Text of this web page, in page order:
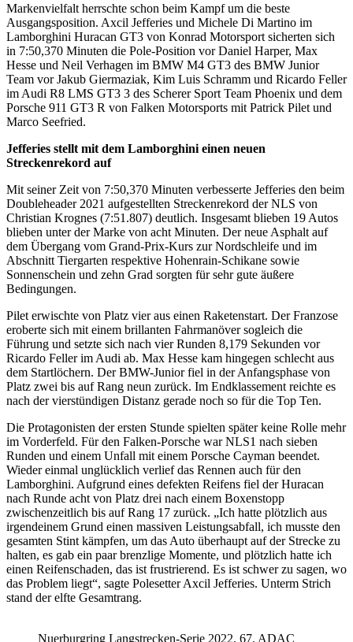
Markenvielfalt herrschte schon beim Kampf um die beste
Ausgangsposition. Axcil Jefferies und Michele Di Martino im
Lamborghini Huracan GT3 von Konrad Motorsport sicherten sich
in 7:50,370 Minuten die Pole-Position vor Daniel Harper, Max
Hesse und Neil Verhagen im BMW M4 GT3 des BMW Junior
Team vor Jakub Giermaziak, Kim Luis Schramm und Ricardo Feller
im Audi R8 LMS GT3 3 des Scherer Sport Team Phoenix und dem
Porsche 911 GT3 R von Falken Motorsports mit Patrick Pilet und
Marco Seefried.
Jefferies stellt mit dem Lamborghini einen neuen
Streckenrekord auf
Mit seiner Zeit von 7:50,370 Minuten verbesserte Jefferies den beim
Doubleheader 2021 aufgestellten Streckenrekord der NLS von
Christian Krognes (7:51.807) deutlich. Insgesamt blieben 19 Autos
blieben unter der Marke von acht Minuten. Der neue Asphalt auf
dem Übergang vom Grand-Prix-Kurs zur Nordschleife und im
Abschnitt Tiergarten respektive Hohenrain-Schikane sowie
Sonnenschein und zehn Grad sorgten für sehr gute äußere
Bedingungen.
Pilet erwischte von Platz vier aus einen Raketenstart. Der Franzose
eroberte sich mit einem brillanten Fahrmanöver sogleich die
Führung und setzte sich nach vier Runden 8,179 Sekunden vor
Ricardo Feller im Audi ab. Max Hesse kam hingegen schlecht aus
dem Startlöchern. Der BMW-Junior fiel in der Anfangsphase von
Platz zwei bis auf Rang neun zurück. Im Endklassement reichte es
nach der vierstündigen Distanz gerade noch so für die Top Ten.
Die Protagonisten der ersten Stunde spielten später keine Rolle mehr
im Vorderfeld. Für den Falken-Porsche war NLS1 nach sieben
Runden und einem Unfall mit einem Porsche Cayman beendet.
Wieder einmal unglücklich verlief das Rennen auch für den
Lamborghini. Aufgrund eines defekten Reifens fiel der Huracan
nach Runde acht von Platz drei nach einem Boxenstopp
zwischenzeitlich bis auf Rang 17 zurück. „Ich hatte plötzlich aus
irgendeinem Grund einen massiven Leistungsabfall, ich musste den
gesamten Stint kämpfen, um das Auto überhaupt auf der Strecke zu
halten, es gab ein paar brenzlige Momente, und plötzlich hatte ich
einen Reifenschaden, das ist frustrierend. Es ist schwer zu sagen, wo
das Problem liegt“, sagte Polesetter Axcil Jefferies. Unterm Strich
stand der elfte Gesamtrang.
Nuerburgring Langstrecken-Serie 2022, 67. ADAC